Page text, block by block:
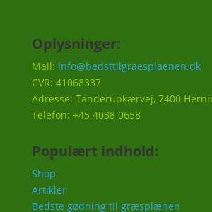
Oplysninger:
Mail: info@bedsttilgraesplaenen.dk
CVR: 41068337
Adresse: Tanderupkærvej, 7400
Telefon: +45 4038 0658
Populært indhold:
Shop
Artikler
Bedste gødning til græsplænen